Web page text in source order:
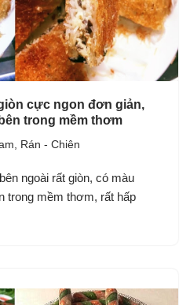
cực ngon đơn giản,
trong mềm thơm
Rán - Chiên
ngoài rất giòn, có màu
trong mềm thơm, rất hấp